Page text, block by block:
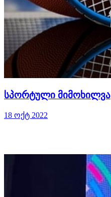
სპორტული მიმოხილვა
18 ოქტ 2022